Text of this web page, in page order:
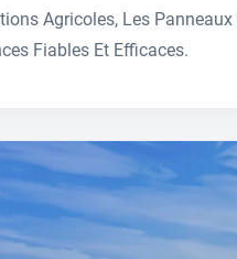
Agricoles, Les
Fiables Et Efficaces.